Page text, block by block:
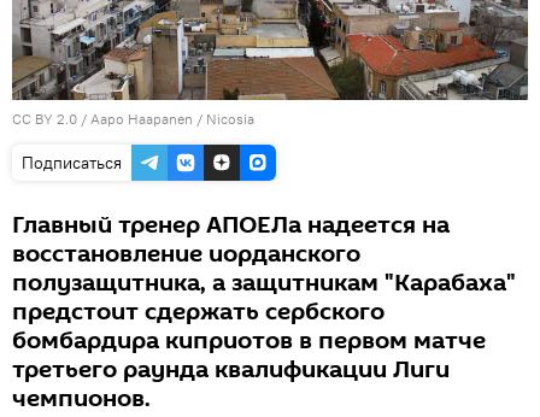
CC BY 2.0 / Aapo Haapanen / Nicosia
Подписаться
Главный тренер АПОЕЛа надеется на
восстановление иорданского
полузащитника, а защитникам "Карабаха"
предстоит сдержать сербского
бомбардира киприотов в первом матче
третьего раунда квалификации Лиги
чемпионов.